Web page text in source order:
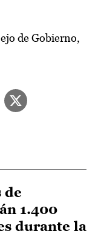
de Gobierno,
de
1.400
durante la